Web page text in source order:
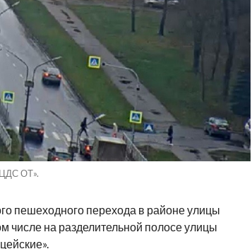
ОТ».
пешеходного перехода в районе улицы
числе на разделительной полосе улицы